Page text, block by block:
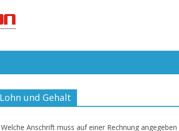
Lohn und Gehalt
Welche Anschrift muss auf einer Rechnung angegeben